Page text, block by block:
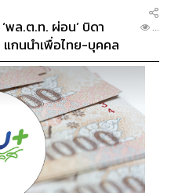
ล.ต.ท. ผ่อน’ บิดา
แกนนำเพื่อไทย-บุคคล
...